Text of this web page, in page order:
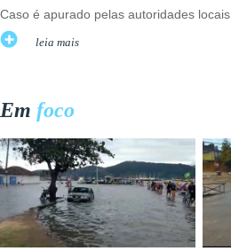
Caso é apurado pelas autoridades locais
leia mais
Em foco